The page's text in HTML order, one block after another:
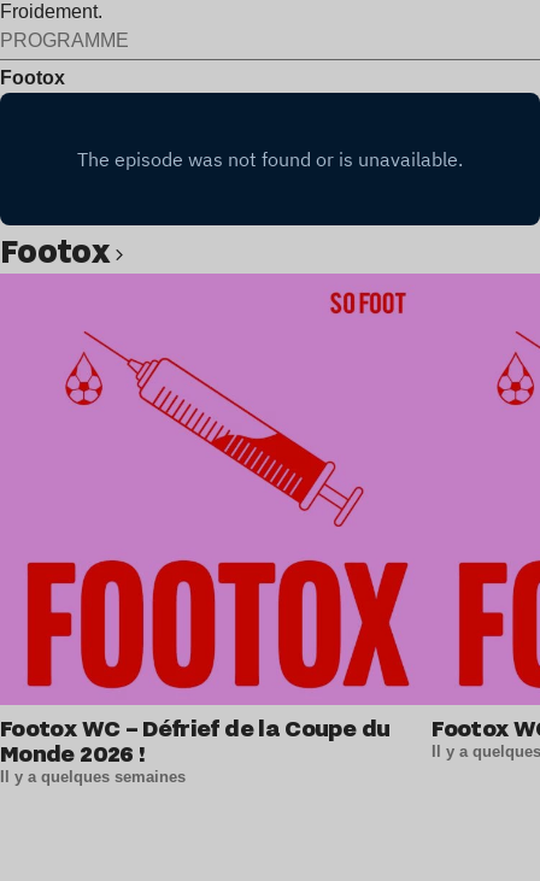
Froidement.
PROGRAMME
Footox
Footox
Footox WC – Défrief de la Coupe du
Monde 2026 !
Il y a quelques semaines
Footox
Il y a
Lire l’article